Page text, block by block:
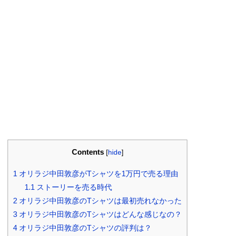
Contents [hide]
1 オリラジ中田敦彦がTシャツを1万円で売る理由
1.1 ストーリーを売る時代
2 オリラジ中田敦彦のTシャツは最初売れなかった
3 オリラジ中田敦彦のTシャツはどんな感じなの？
4 オリラジ中田敦彦のTシャツの評判は？